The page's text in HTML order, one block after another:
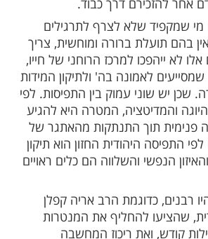
בתחילת התרגול כדרך
אבל אסור לקוד לפני
הואיל והוא מנהג גויים
תרגילים לכיוון השמש
אותם התרגילים כאשר
על הכיוון שאליו פונים.
חניכה מיוחד שבו מתרגל
המורה. כיוצא בזה אסור
של מילים ומשפטים
יש בכך איסור נוסף,